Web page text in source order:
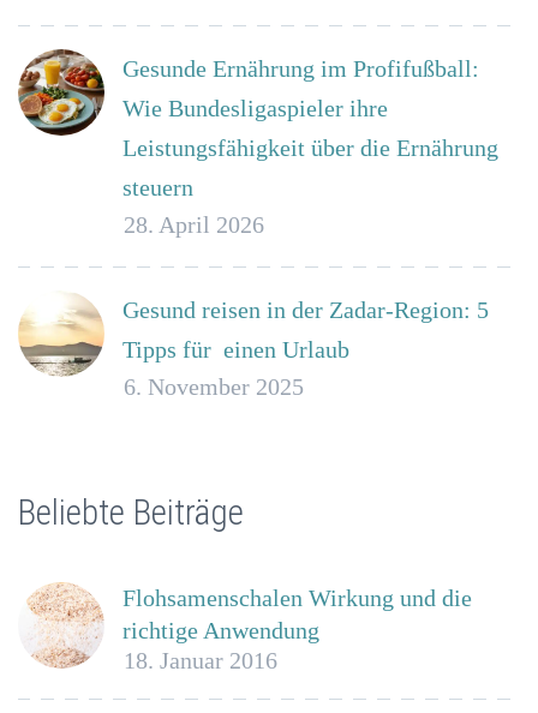
Gesunde Ernährung im Profifußball:
Wie Bundesligaspieler ihre
Leistungsfähigkeit über die Ernährung
steuern
28. April 2026
Gesund reisen in der Zadar-Region: 5
Tipps für einen Urlaub
6. November 2025
Beliebte Beiträge
Flohsamenschalen Wirkung und die
richtige Anwendung
18. Januar 2016